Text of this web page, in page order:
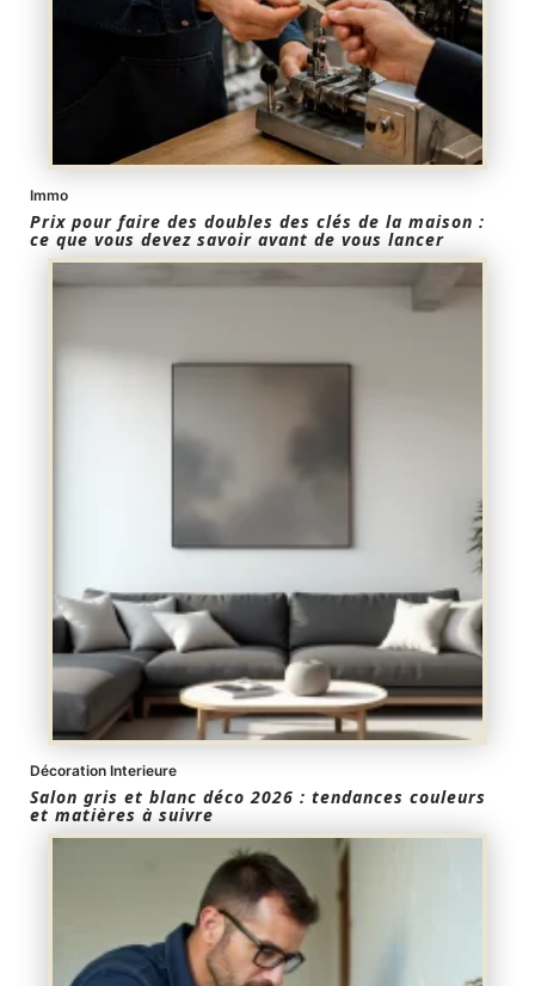
Immo
Prix pour faire des doubles des clés de la maison :
ce que vous devez savoir avant de vous lancer
Décoration Interieure
Salon gris et blanc déco 2026 : tendances couleurs
et matières à suivre